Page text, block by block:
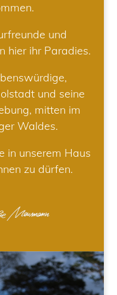
und
hier ihr Paradies.
und seine
mitten im
Waldes.
in unserem Haus
zu dürfen.